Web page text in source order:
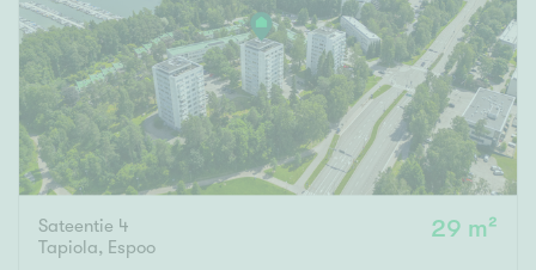
Sateentie 4
Tapiola, Espoo
29 m²